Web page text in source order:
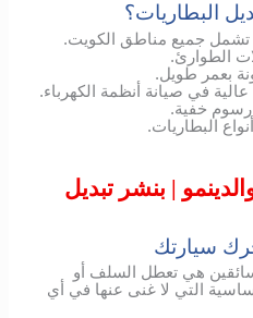
البطاريات؟
الطوارئ.
بعمر طويل.
في صيانة أنظمة الكهرباء.
رسوم خفية.
البطاريات.
| بنشر تبديل
سيارتك
هي تعطل السلف أو
التي لا غنى عنها في أي